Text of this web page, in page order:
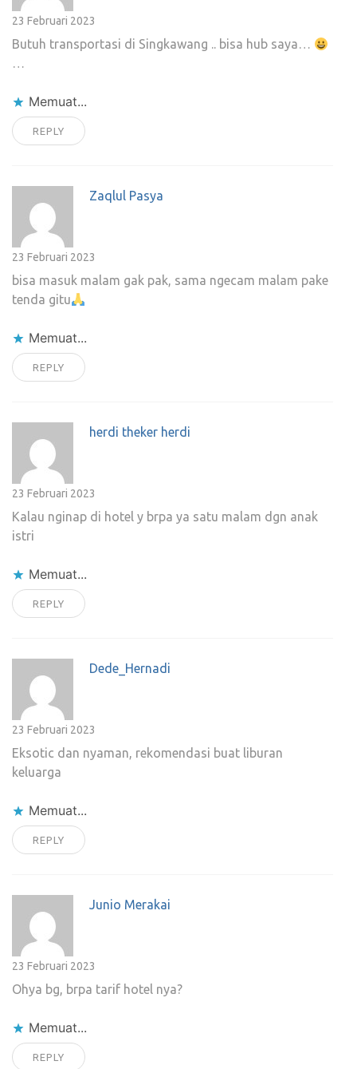
23 Februari 2023
Butuh transportasi di Singkawang .. bisa hub saya…
…
Memuat...
REPLY
Zaqlul Pasya
23 Februari 2023
bisa masuk malam gak pak, sama ngecam malam pake
tenda gitu
Memuat...
REPLY
herdi theker herdi
23 Februari 2023
Kalau nginap di hotel y brpa ya satu malam dgn anak
istri
Memuat...
REPLY
Dede_Hernadi
23 Februari 2023
Eksotic dan nyaman, rekomendasi buat liburan
keluarga
Memuat...
REPLY
Junio Merakai
23 Februari 2023
Ohya bg, brpa tarif hotel nya?
Memuat...
REPLY